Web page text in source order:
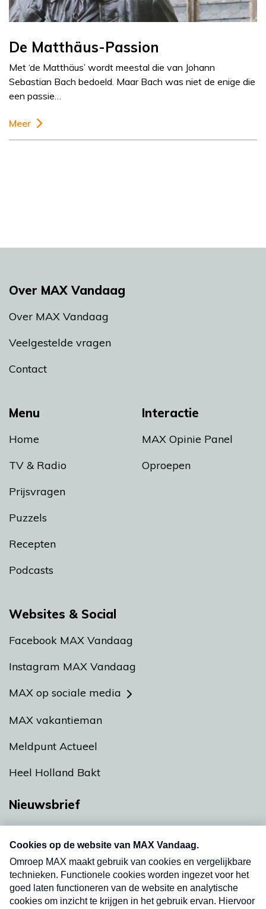
De Matthäus-Passion
Met ‘de Matthäus’ wordt meestal die van Johann
Sebastian Bach bedoeld. Maar Bach was niet de enige die
een passie…
Meer
Menu
Home
TV & Radio
Prijsvragen
Puzzels
Recepten
Podcasts
Interactie
MAX Opinie Panel
Oproepen
Over MAX Vandaag
Over MAX Vandaag
Veelgestelde vragen
Contact
Websites & Social
Facebook MAX Vandaag
Instagram MAX Vandaag
MAX op sociale media
MAX vakantieman
Meldpunt Actueel
Heel Holland Bakt
Nieuwsbrief
nieuwsbrief. Elke vrijdag- en dinsdagochtend in
uw mailbox.
Verzend